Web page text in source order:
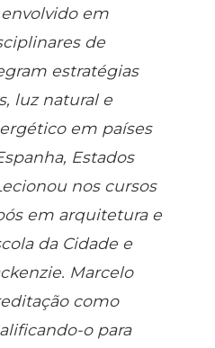
em
de
estratégias
luz natural e
em países
Estados
nos cursos
em arquitetura e
da Cidade e
Marcelo
como
o para